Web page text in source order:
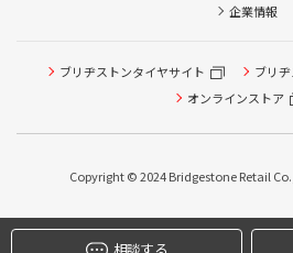
企業情報
ブリヂストンタイヤサイト
ブリ
オンラインストア
Copyright © 2024 Bridgestone Retail
クローク契約会員専用タイヤ履き